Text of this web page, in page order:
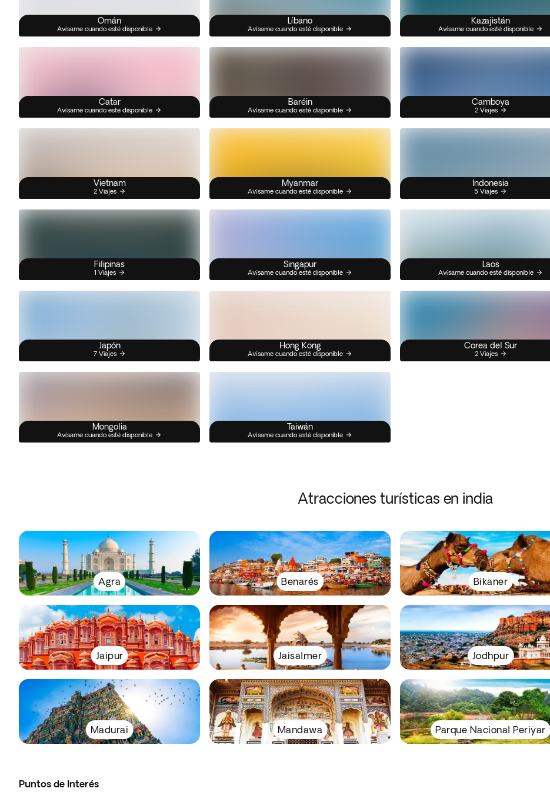
Omán
Avísame cuando esté disponible
Líbano
Avísame cuando esté disponible
Kazajistán
Avísame cuando esté disponible
Catar
Avísame cuando esté disponible
Baréin
Avísame cuando esté disponible
Camboya
2 Viajes
Vietnam
2 Viajes
Myanmar
Avísame cuando esté disponible
Indonesia
5 Viajes
Filipinas
1 Viajes
Singapur
Avísame cuando esté disponible
Laos
Avísame cuando esté disponible
Japón
7 Viajes
Hong Kong
Avísame cuando esté disponible
Corea del Sur
2 Viajes
Mongolia
Avísame cuando esté disponible
Taiwán
Avísame cuando esté disponible
Atracciones turísticas en india
Agra Benarés Bikaner
Jaipur Jaisalmer Jodhpur
Madurai Mandawa Parque Nacional Periyar
Puntos de Interés